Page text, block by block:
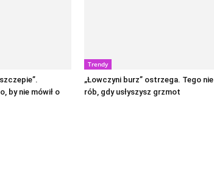
by nie mówił o
Trendy
„Łowczyni burz” ostrzega. Tego nie
rób, gdy usłyszysz grzmot